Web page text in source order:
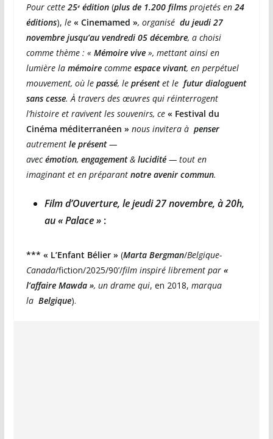
Pour cette25ᵉ édition(plus de 1.200 films projetés en24
éditions), le « Cinemamed », organisé du jeudi 27
novembre jusqu’au vendredi 05 décembre, a choisi
comme thème : « Mémoire vive », mettant ainsi en
lumière lamémoirecommeespace vivant, en perpétuel
mouvement, où lepassé, le présentet le futur dialoguent
sans cesse. À travers des œuvres qui réinterrogent
l’histoire et ravivent les souvenirs, ce« Festival du
Cinéma méditerranéen » nous invitera à penser
autrement le présent—
avecémotion, engagement&lucidité— tout en
imaginant et en préparantnotre avenir commun.
Film d’Ouverture, le jeudi 27 novembre, à 20h,
au « Palace » :
*** « L’Enfant Bélier » (Marta Bergman/Belgique-
Canada/fiction/2025/90’/film inspiré librement par «
l’affaire Mawda », un drame qui, en 2018, marqua
la Belgique).